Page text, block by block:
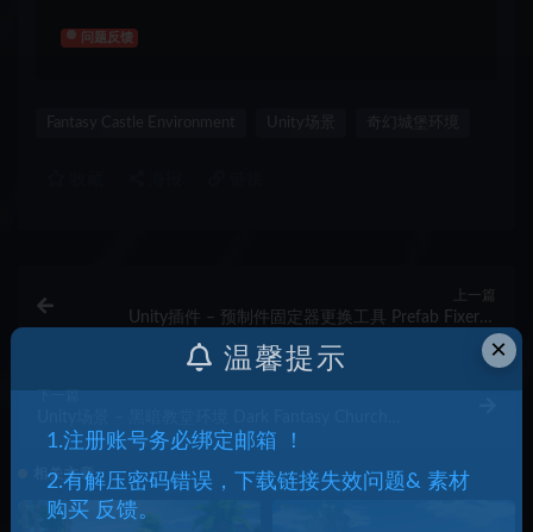
问题反馈
Fantasy Castle Environment
上一篇
Unity插件 – 预制件固定器更换工具 Prefab Fixer &
Replacer Tool
Environment Built-in
相关文章
×
温馨提示
1.注册账号务必绑定邮箱 ！
2.有解压密码错误，下载链接失效问题& 素材
购买 反馈。